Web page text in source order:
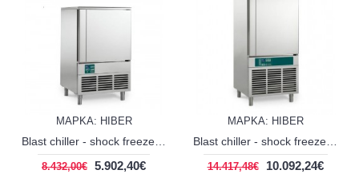
ΜΑΡΚΑ: HIBER
8.432,00€ 5.902,40€
ΜΑΡΚΑ: HIBER
14.417,48€ 10.092,24€